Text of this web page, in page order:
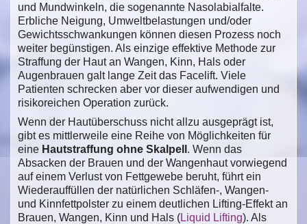
und Mundwinkeln, die sogenannte Nasolabialfalte.
Erbliche Neigung, Umweltbelastungen und/oder
Gewichtsschwankungen können diesen Prozess noch
weiter begünstigen. Als einzige effektive Methode zur
Straffung der Haut an Wangen, Kinn, Hals oder
Augenbrauen galt lange Zeit das Facelift. Viele
Patienten schrecken aber vor dieser aufwendigen und
risikoreichen Operation zurück.
Wenn der Hautüberschuss nicht allzu ausgeprägt ist,
gibt es mittlerweile eine Reihe von Möglichkeiten für
eine Hautstraffung ohne Skalpell . Wenn das
Absacken der Brauen und der Wangenhaut vorwiegend
auf einem Verlust von Fettgewebe beruht, führt ein
Wiederauffüllen der natürlichen Schläfen-, Wangen-
und Kinnfettpolster zu einem deutlichen Lifting-Effekt an
Brauen, Wangen, Kinn und Hals (Liquid Lifting). Als